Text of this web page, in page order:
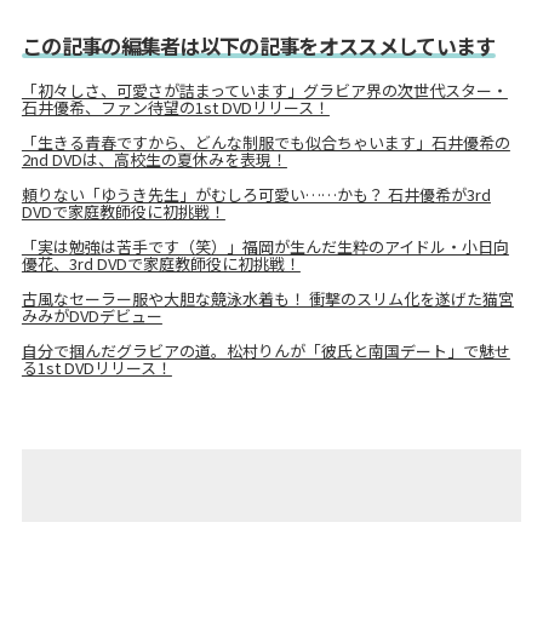
この記事の編集者は以下の記事をオススメしています
「初々しさ、可愛さが詰まっています」グラビア界の次世代スター・
石井優希、ファン待望の1st DVDリリース！
「生きる青春ですから、どんな制服でも似合ちゃいます」石井優希の
2nd DVDは、高校生の夏休みを表現！
頼りない「ゆうき先生」がむしろ可愛い……かも？ 石井優希が3rd
DVDで家庭教師役に初挑戦！
「実は勉強は苦手です（笑）」福岡が生んだ生粋のアイドル・小日向
優花、3rd DVDで家庭教師役に初挑戦！
古風なセーラー服や大胆な競泳水着も！ 衝撃のスリム化を遂げた猫宮
みみがDVDデビュー
自分で掴んだグラビアの道。松村りんが「彼氏と南国デート」で魅せ
る1st DVDリリース！